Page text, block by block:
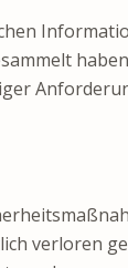
verloren